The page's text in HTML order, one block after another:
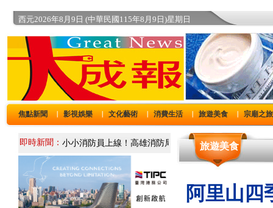
西元2026年8月9日 (中華民國115年8月9日)星期日
焦點新聞 影視娛樂 文化藝術 消費生活 旅遊美食 宗廟之旅
即時新聞： 旅遊美食
阿里山四